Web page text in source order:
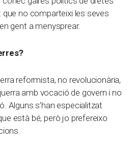
no comparteixi les seves
gent a menysprear.
reformista, no revolucionària,
amb vocació de govern i no
Alguns s’han especialitzat
està bé, però jo prefereixo